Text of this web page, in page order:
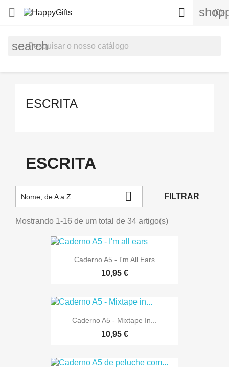
 (0)

search
ESCRITA
ESCRITA
Nome, de A a Z  FILTRAR
Mostrando 1-16 de um total de 34 artigo(s)
Caderno A5 - I'm All Ears
10,95 €
Caderno A5 - Mixtape In...
10,95 €